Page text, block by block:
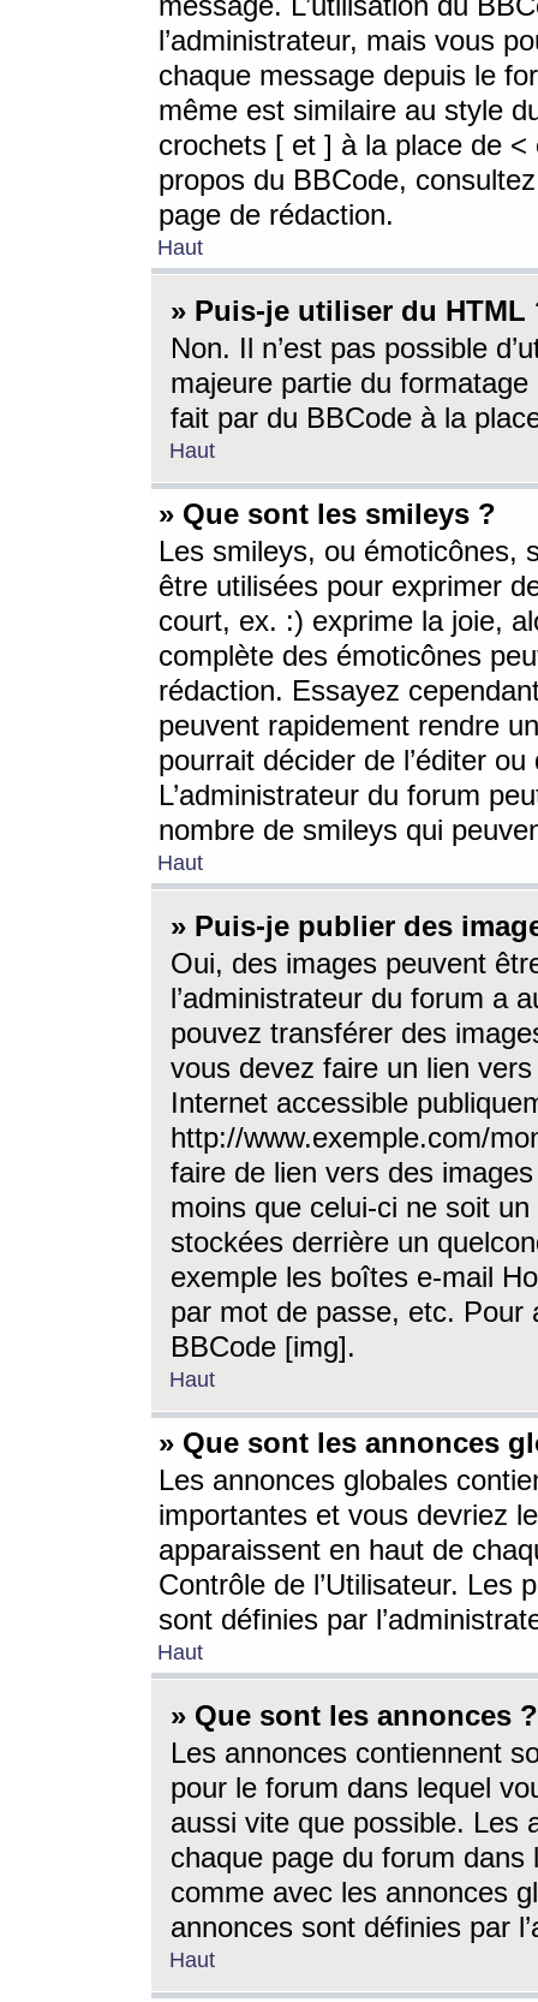
l’administrateur, mais vous
chaque message depuis le
même est similaire au style
crochets [ et ] à la place de <
propos du BBCode,
page de rédaction.
Haut
» Puis-je utiliser du HTML
Non. Il n’est pas possible
majeure partie du
fait par du BBCode à la
Haut
» Que sont les smileys ?
Les smileys, ou émoticônes,
être utilisées pour exprimer
court, ex. :) exprime la joie,
complète des émoticônes
rédaction. Essayez
peuvent rapidement rendre
pourrait décider de l’éditer
L’administrateur du forum
nombre de smileys qui
Haut
» Puis-je publier des
Oui, des images peuvent
l’administrateur du forum a
pouvez transférer des
vous devez faire un lien
Internet accessible
http://www.exemple.com/
faire de lien vers des
moins que celui-ci ne soit
stockées derrière un
exemple les boîtes e-mail
par mot de passe, etc. Pour
BBCode [img].
Haut
» Que sont les annonces
Les annonces globales
importantes et vous devriez
apparaissent en haut de
Contrôle de l’Utilisateur. Les
sont définies par
Haut
» Que sont les annonces ?
Les annonces contiennent
pour le forum dans lequel
aussi vite que possible. Les
chaque page du forum dans
comme avec les annonces
annonces sont définies par
Haut